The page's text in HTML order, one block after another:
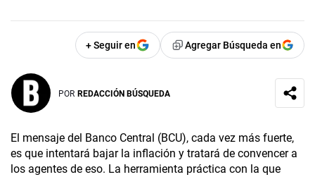
+ Seguir en Agregar Búsqueda en
POR REDACCIÓN BÚSQUEDA
El mensaje del Banco Central (BCU), cada vez más fuerte,
es que intentará bajar la inflación y tratará de convencer a
los agentes de eso. La herramienta práctica con la que